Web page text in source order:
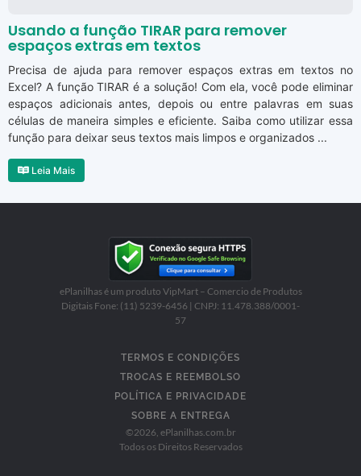
Usando a função TIRAR para remover
espaços extras em textos
Precisa de ajuda para remover espaços extras em textos no
Excel? A função TIRAR é a solução! Com ela, você pode eliminar
espaços adicionais antes, depois ou entre palavras em suas
células de maneira simples e eficiente. Saiba como utilizar essa
função para deixar seus textos mais limpos e organizados ...
Leia Mais
ePlanilhas é um produto VipMart – Comercio de Produtos
Digitais Fone: (11) 5239-6456 | CNPJ: 11.478.388/0001-
57
TERMOS E CONDIÇÕES
TROCAS E REEMBOLSO
POLÍTICA E PRIVACIDADE
SOBRE A ENTREGA
©2026 , ePlanilhas.com.br
Todos os Direitos Reservados